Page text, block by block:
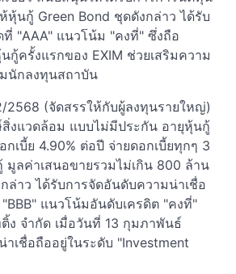
หุ้นกู้ Green Bond ชุดดังกล่าว ได้รับ
ที่ "AAA" แนวโน้ม "คงที่" ซึ่งถือ
กู้ครั้งแรกของ EXIM ช่วยเสริมความ
นักลงทุนสถาบัน
2568 (จัดสรรให้กับผู้ลงทุนรายใหญ่)
งแวดล้อม แบบไม่มีประกัน อายุหุ้นกู้
กเบี้ย 4.90% ต่อปี จ่ายดอกเบี้ยทุกๆ 3
มูลค่าเสนอขายรวมไม่เกิน 800 ล้าน
ล่าว ได้รับการจัดอันดับความน่าเชื่อ
แนวโน้มอันดับเครดิต "คงที่"
ง จำกัด เมื่อวันที่ 13 กุมภาพันธ์
เชื่อถืออยู่ในระดับ "Investment